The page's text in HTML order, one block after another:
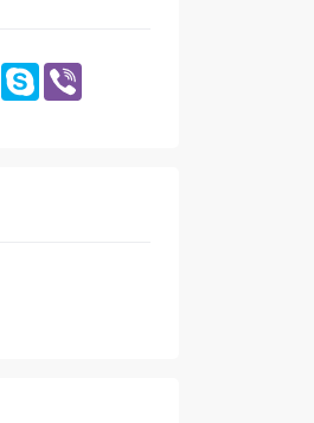
Message
Skype